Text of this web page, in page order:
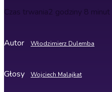
Czas trwania2 godziny 8 minut
Autor Włodzimierz Dulemba
Głosy Wojciech Malajkat